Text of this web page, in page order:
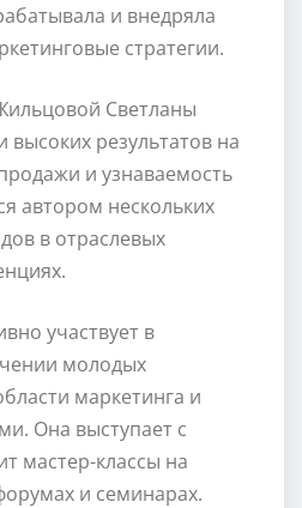
и внедряла
стратегии.
Светланы
высоких результатов на
и узнаваемость
автором нескольких
в отраслевых
участвует в
молодых
маркетинга и
Она выступает с
мастер-классы на
и семинарах.